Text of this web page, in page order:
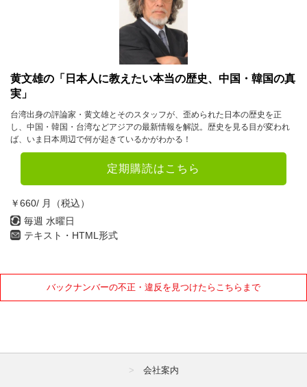
黄文雄の「日本人に教えたい本当の歴史、中国・韓国の真
実」
台湾出身の評論家・黄文雄とそのスタッフが、歪められた日本の歴史を正
し、中国・韓国・台湾などアジアの最新情報を解説。歴史を見る目が変われ
ば、いま日本周辺で何が起きているかがわかる！
定期購読はこちら
￥660/ 月（税込）
毎週 水曜日
テキスト・HTML形式
バックナンバーの不正・違反を見つけたらこちらまで
会社案内